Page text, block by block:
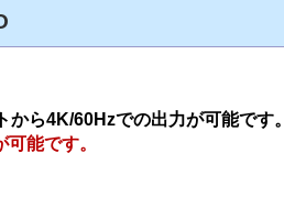
ら4K/60Hzでの出力が可能です。
能です。